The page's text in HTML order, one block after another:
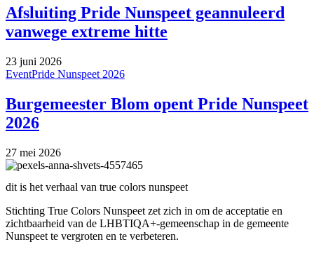
Afsluiting Pride Nunspeet geannuleerd
vanwege extreme hitte
23 juni 2026
EventPride Nunspeet 2026
Burgemeester Blom opent Pride Nunspeet
2026
27 mei 2026
dit is het verhaal van true colors nunspeet
Stichting True Colors Nunspeet zet zich in om de acceptatie en
zichtbaarheid van de LHBTIQA+-gemeenschap in de gemeente
Nunspeet te vergroten en te verbeteren.